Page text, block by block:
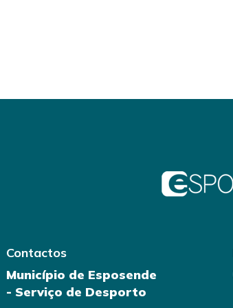
Contactos
Município de Esposende
- Serviço de Desporto